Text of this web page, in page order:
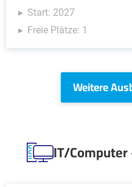
Start: 2027
Freie Plätze: 1
Weitere
IT/